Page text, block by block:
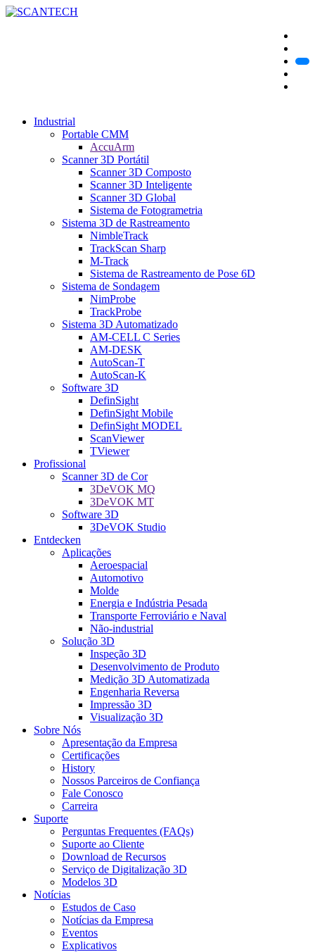
Industrial
Portable CMM
AccuArm
Scanner 3D Portátil
Scanner 3D Composto
Scanner 3D Inteligente
Scanner 3D Global
Sistema de Fotogrametria
Sistema 3D de Rastreamento
NimbleTrack
TrackScan Sharp
M-Track
Sistema de Rastreamento de Pose 6D
Sistema de Sondagem
NimProbe
TrackProbe
Sistema 3D Automatizado
AM-CELL C Series
AM-DESK
AutoScan-T
AutoScan-K
Software 3D
DefinSight
DefinSight Mobile
DefinSight MODEL
ScanViewer
TViewer
Profissional
Scanner 3D de Cor
3DeVOK MQ
3DeVOK MT
Software 3D
3DeVOK Studio
Entdecken
Aplicações
Aeroespacial
Automotivo
Molde
Energia e Indústria Pesada
Transporte Ferroviário e Naval
Não-industrial
Solução 3D
Inspeção 3D
Desenvolvimento de Produto
Medição 3D Automatizada
Engenharia Reversa
Impressão 3D
Visualização 3D
Sobre Nós
Apresentação da Empresa
Certificações
History
Nossos Parceiros de Confiança
Fale Conosco
Carreira
Suporte
Perguntas Frequentes (FAQs)
Suporte ao Cliente
Download de Recursos
Serviço de Digitalização 3D
Modelos 3D
Notícias
Estudos de Caso
Notícias da Empresa
Eventos
Explicativos